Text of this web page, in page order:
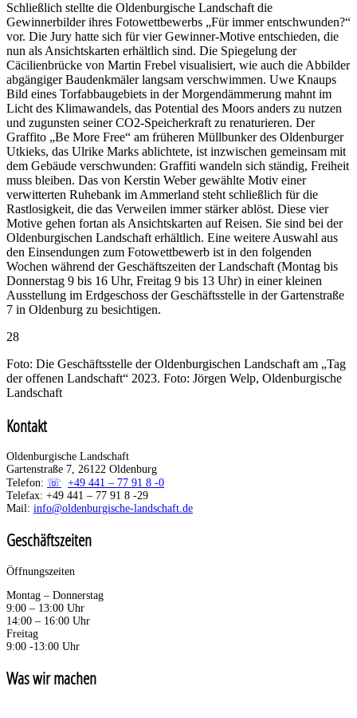
Schließlich stellte die Oldenburgische Landschaft die
Gewinnerbilder ihres Fotowettbewerbs „Für immer entschwunden?“
vor. Die Jury hatte sich für vier Gewinner-Motive entschieden, die
nun als Ansichtskarten erhältlich sind. Die Spiegelung der
Cäcilienbrücke von Martin Frebel visualisiert, wie auch die Abbilder
abgängiger Baudenkmäler langsam verschwimmen. Uwe Knaups
Bild eines Torfabbaugebiets in der Morgendämmerung mahnt im
Licht des Klimawandels, das Potential des Moors anders zu nutzen
und zugunsten seiner CO2-Speicherkraft zu renaturieren. Der
Graffito „Be More Free“ am früheren Müllbunker des Oldenburger
Utkieks, das Ulrike Marks ablichtete, ist inzwischen gemeinsam mit
dem Gebäude verschwunden: Graffiti wandeln sich ständig, Freiheit
muss bleiben. Das von Kerstin Weber gewählte Motiv einer
verwitterten Ruhebank im Ammerland steht schließlich für die
Rastlosigkeit, die das Verweilen immer stärker ablöst. Diese vier
Motive gehen fortan als Ansichtskarten auf Reisen. Sie sind bei der
Oldenburgischen Landschaft erhältlich. Eine weitere Auswahl aus
den Einsendungen zum Fotowettbewerb ist in den folgenden
Wochen während der Geschäftszeiten der Landschaft (Montag bis
Donnerstag 9 bis 16 Uhr, Freitag 9 bis 13 Uhr) in einer kleinen
Ausstellung im Erdgeschoss der Geschäftsstelle in der Gartenstraße
7 in Oldenburg zu besichtigen.
28
Foto: Die Geschäftsstelle der Oldenburgischen Landschaft am „Tag
der offenen Landschaft“ 2023. Foto: Jörgen Welp, Oldenburgische
Landschaft
Kontakt
Oldenburgische Landschaft
Gartenstraße 7, 26122 Oldenburg
Telefon:
+49 441 – 77 91 8 -0
Telefax: +49 441 – 77 91 8 -29
Mail: info@oldenburgische-landschaft.de
Geschäftszeiten
Öffnungszeiten
Montag – Donnerstag
9:00 – 13:00 Uhr
14:00 – 16:00 Uhr
Freitag
9:00 -13:00 Uhr
Was wir machen